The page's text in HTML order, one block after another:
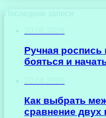
Последние записи
Ручная роспись
бояться и
Как выбрать
сравнение